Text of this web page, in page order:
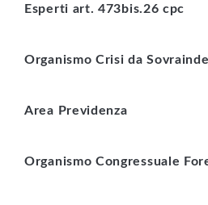
Esperti art. 473bis.26 cpc
Organismo Crisi da
Area Previdenza
Organismo Congressuale